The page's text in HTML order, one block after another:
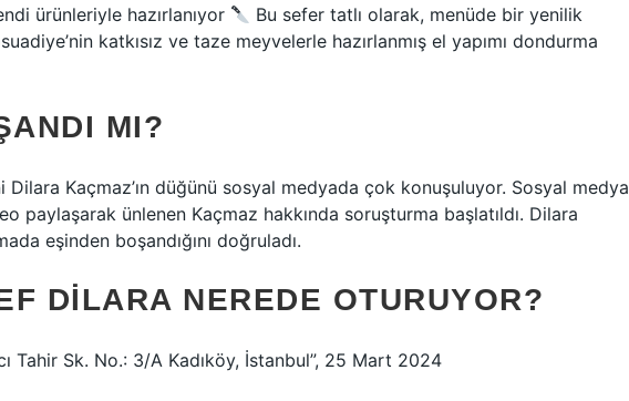
ürünleriyle hazırlanıyor
Bu sefer tatlı olarak, menüde bir yenilik
katkısız ve taze meyvelerle hazırlanmış el yapımı dondurma
MI?
Kaçmaz’ın düğünü sosyal medyada çok konuşuluyor. Sosyal medya
paylaşarak ünlenen Kaçmaz hakkında soruşturma başlatıldı. Dilara
eşinden boşandığını doğruladı.
DILARA NEREDE OTURUYOR?
Tahir Sk. No.: 3/A Kadıköy, İstanbul”, 25 Mart 2024